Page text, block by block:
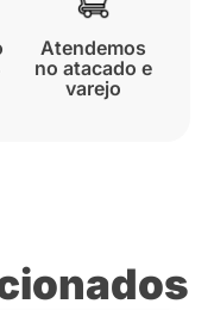
Atendemos
no atacado e
varejo